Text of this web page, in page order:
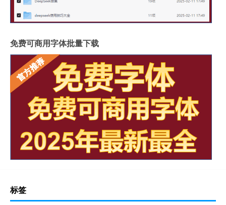
免费可商用字体批量下载
标签